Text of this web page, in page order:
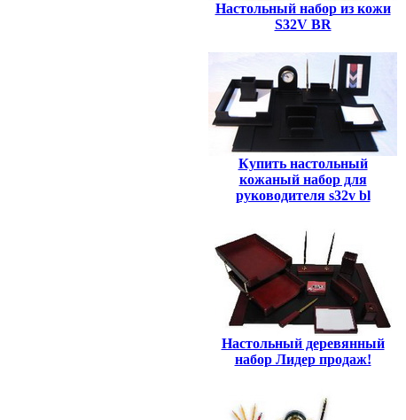
Настольный набор из кожи
S32V BR
Купить настольный
кожаный набор для
руководителя s32v bl
Настольный деревянный
набор Лидер продаж!